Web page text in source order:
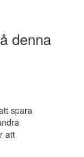
denna
spara
att